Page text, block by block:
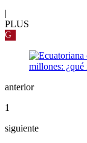
PLUS
G
anterior
1
siguiente